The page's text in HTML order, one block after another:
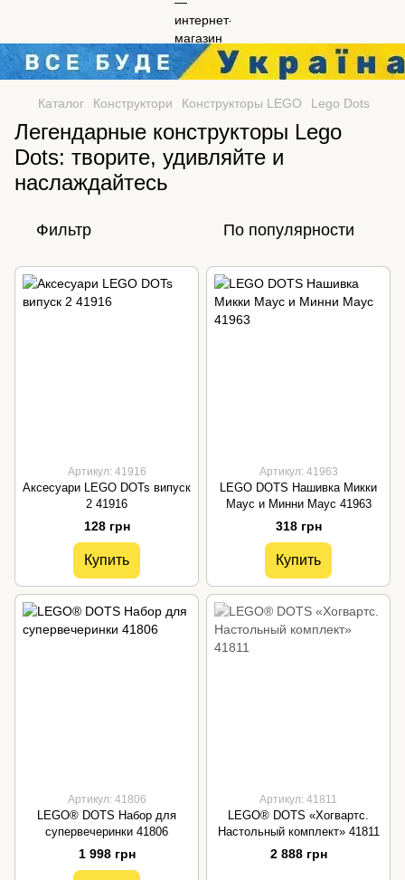
Каталог Конструктори Конструкторы LEGO Lego Dots
Легендарные конструкторы Lego
Dots: творите, удивляйте и
наслаждайтесь
Фильтр По популярности
Артикул: 41916
Аксесуари LEGO DOTs випуск
2 41916
128 грн
Купить
Артикул: 41963
LEGO DOTS Нашивка Микки
Маус и Минни Маус 41963
318 грн
Купить
Артикул: 41806
LEGO® DOTS Набор для
супервечеринки 41806
1 998 грн
Артикул: 41811
LEGO® DOTS «Хогвартс.
Настольный комплект» 41811
2 888 грн